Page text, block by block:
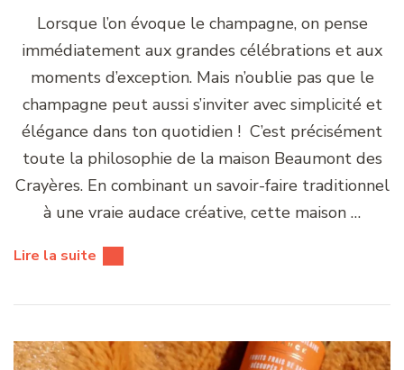
Lorsque l’on évoque le champagne, on pense
immédiatement aux grandes célébrations et aux
moments d’exception. Mais n’oublie pas que le
champagne peut aussi s’inviter avec simplicité et
élégance dans ton quotidien ! C’est précisément
toute la philosophie de la maison Beaumont des
Crayères. En combinant un savoir-faire traditionnel
à une vraie audace créative, cette maison …
Lire la suite